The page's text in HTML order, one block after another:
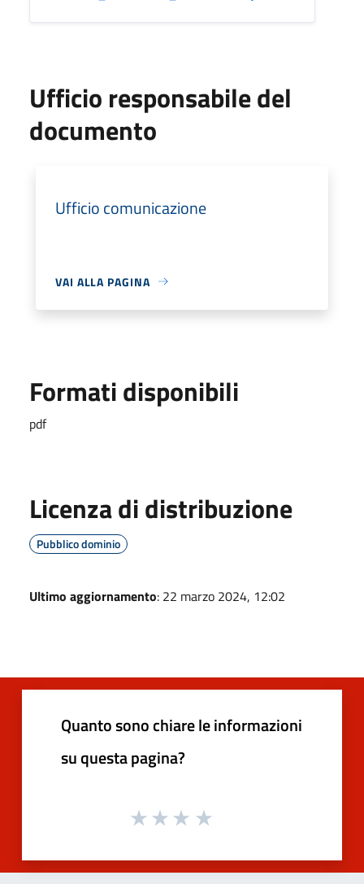
Ufficio responsabile del
documento
Ufficio comunicazione
VAI ALLA PAGINA
Formati disponibili
pdf
Licenza di distribuzione
Pubblico dominio
Ultimo aggiornamento: 22 marzo 2024, 12:02
Quanto sono chiare le informazioni
su questa pagina?